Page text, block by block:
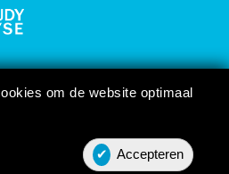
Contact
om de website optimaal
✔ Accepteren